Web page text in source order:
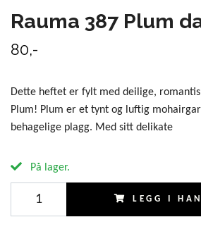
Rauma 387 Plum
80,-
Dette heftet er fylt med deilige,
Plum! Plum er et tynt og luftig
behagelige plagg. Med sitt delikate
På lager.
LEGG I